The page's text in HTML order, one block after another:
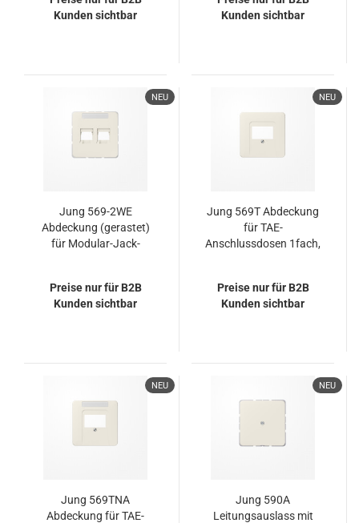
Serie CD, weiß
Kunden sichtbar
Serie CD, weiß
Kunden sichtbar
NEU
Jung 569-2WE
Abdeckung (gerastet)
für Modular-Jack-
Panduit, Assmann, mit
Schriftfeld, Serie CD,
Preise nur für B2B
Kunden sichtbar
NEU
Jung 569T Abdeckung
für TAE-
Anschlussdosen 1fach,
Preise nur für B2B
Kunden sichtbar
NEU
Jung 569TNA
Abdeckung für TAE-
NEU
Jung 590A
Leitungsauslass mit